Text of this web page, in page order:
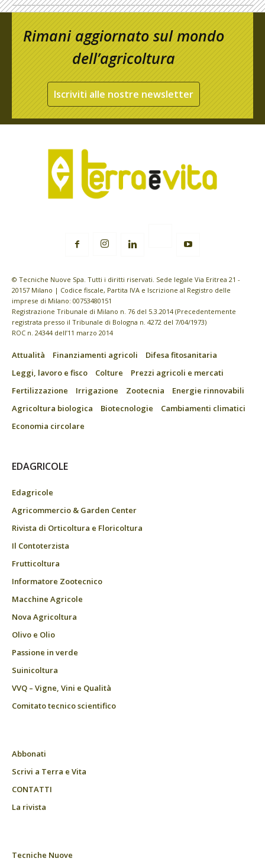
Rimani aggiornato sul mondo
dell’agricoltura
Iscriviti alle nostre newsletter
© Tecniche Nuove Spa. Tutti i diritti riservati. Sede legale Via Eritrea 21 -
20157 Milano | Codice fiscale, Partita IVA e Iscrizione al Registro delle
imprese di Milano: 00753480151
Registrazione Tribunale di Milano n. 76 del 5.3.2014 (Precedentemente
registrata presso il Tribunale di Bologna n. 4272 del 7/04/1973)
ROC n. 24344 dell’11 marzo 2014
Attualità Finanziamenti agricoli
Difesa fitosanitaria
Leggi, lavoro e fisco
Colture
Prezzi agricoli e mercati
Fertilizzazione
Irrigazione Zootecnia
Energie rinnovabili
Agricoltura biologica
Biotecnologie
Cambiamenti climatici
Economia circolare
EDAGRICOLE
Edagricole
Agricommercio & Garden Center
Rivista di Orticoltura e Floricoltura
Il Contoterzista
Frutticoltura
Informatore Zootecnico
Macchine Agricole
Nova Agricoltura
Olivo e Olio
Passione in verde
Suinicoltura
VVQ – Vigne, Vini e Qualità
Comitato tecnico scientifico
Abbonati
Scrivi a Terra e Vita
CONTATTI
La rivista
Tecniche Nuove